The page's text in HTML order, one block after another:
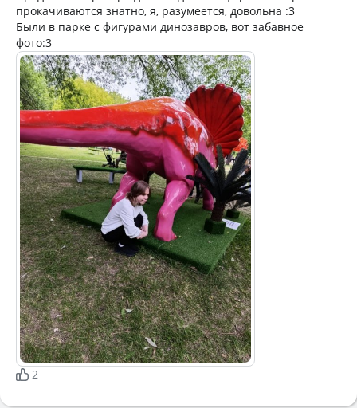
прокачиваются знатно, я, разумеется, довольна :3
Были в парке с фигурами динозавров, вот забавное
фото:3
2